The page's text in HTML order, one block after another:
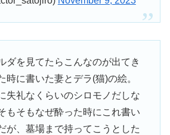
ダを見てたらこんなのが出てき
時に書いた妻とデラ(猫)の絵。
失礼なくらいのシロモノだしな
もそもなぜ酔った時にこれ書い
が、墓場まで持ってこうとした